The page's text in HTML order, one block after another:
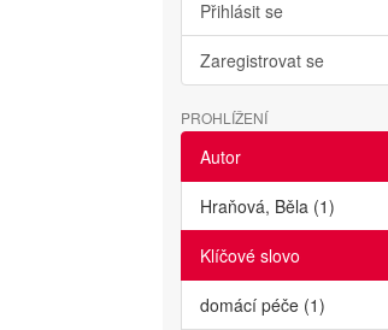
Přihlásit se
Zaregistrovat se
PROHLÍŽENÍ
Autor
Hraňová, Běla (1)
Klíčové slovo
domácí péče (1)